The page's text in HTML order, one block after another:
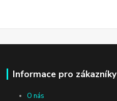
Informace pro zákazníky
O nás